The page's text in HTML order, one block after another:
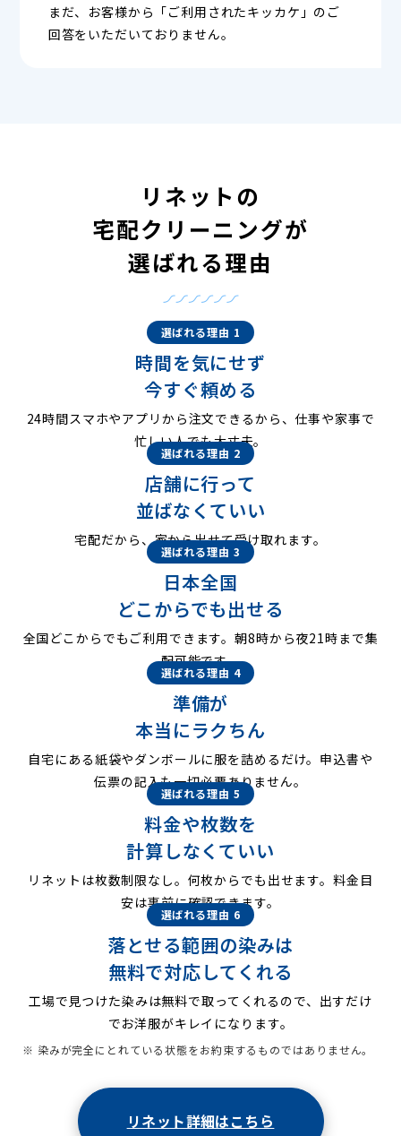
まだ、お客様から「ご利用されたキッカケ」のご
回答をいただいておりません。
リネットの
宅配クリーニングが
選ばれる理由
選ばれる理由 1
時間を気にせず
今すぐ頼める
24時間スマホやアプリから注文できるから、仕事や家事で
忙しい人でも大丈夫。
選ばれる理由 2
店舗に行って
並ばなくていい
宅配だから、家から出せて受け取れます。
選ばれる理由 3
日本全国
どこからでも出せる
全国どこからでもご利用できます。朝8時から夜21時まで集
配可能です。
選ばれる理由 4
準備が
本当にラクちん
自宅にある紙袋やダンボールに服を詰めるだけ。申込書や
伝票の記入も一切必要ありません。
選ばれる理由 5
料金や枚数を
計算しなくていい
リネットは枚数制限なし。何枚からでも出せます。料金目
安は事前に確認できます。
選ばれる理由 6
落とせる範囲の染みは
無料で対応してくれる
工場で見つけた染みは無料で取ってくれるので、出すだけ
でお洋服がキレイになります。
※ 染みが完全にとれている状態をお約束するものではありません。
リネット詳細はこちら